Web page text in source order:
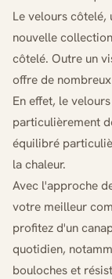
Le velours côtelé,
nouvelle
côtelé. Outre un
offre de
En effet, le
particulièrement
équilibré
la chaleur.
Avec l'approche
votre meilleur
profitez d'un
quotidien,
bouloches et